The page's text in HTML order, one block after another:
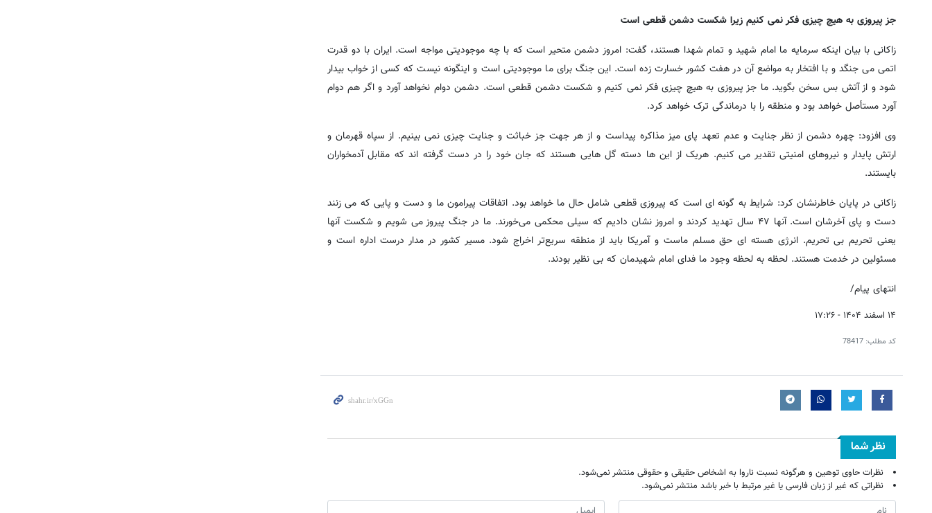
جز پیروزی به هیچ چیزی فکر نمی کنیم زیرا شکست دشمن قطعی است
زاکانی با بیان اینکه سرمایه ما امام شهید و تمام شهدا هستند، گفت: امروز دشمن متحیر است که با چه موجودیتی مواجه است. ایران با دو قدرت
اتمی می جنگد و با افتخار به مواضع آن در هفت کشور خسارت زده است. این جنگ برای ما موجودیتی است و اینگونه نیست که کسی از خواب بیدار
شود و از آتش بس سخن بگوید. ما جز پیروزی به هیچ چیزی فکر نمی کنیم و شکست دشمن قطعی است. دشمن دوام نخواهد آورد و اگر هم دوام
آورد مستأصل خواهد بود و منطقه را با درماندگی ترک خواهد کرد.
وی افزود: چهره دشمن از نظر جنایت و عدم تعهد پای میز مذاکره پیداست و از هر جهت جز خباثت و جنایت چیزی نمی بینیم. از سپاه قهرمان و
ارتش پایدار و نیروهای امنیتی تقدیر می کنیم. هریک از این ها دسته گل هایی هستند که جان خود را در دست گرفته اند که مقابل آدمخواران
بایستند.
زاکانی در پایان خاطرنشان کرد: شرایط به گونه ای است که پیروزی قطعی شامل حال ما خواهد بود. اتفاقات پیرامون ما و دست و پایی که می زنند
دست و پای آخرشان است. آنها ۴۷ سال تهدید کردند و امروز نشان دادیم که سیلی محکمی می‌خورند. ما در جنگ پیروز می شویم و شکست آنها
یعنی تحریم بی تحریم. انرژی هسته ای حق مسلم ماست و آمریکا باید از منطقه سریع‌تر اخراج شود. مسیر کشور در مدار درست اداره است و
مسئولین در خدمت هستند. لحظه به لحظه وجود ما فدای امام شهیدمان که بی نظیر بودند.
انتهای پیام/
۱۴ اسفند ۱۴۰۴ - ۱۷:۲۶
کد مطلب: 78417
نظر شما
نظرات حاوی توهین و هرگونه نسبت ناروا به اشخاص حقیقی و حقوقی منتشر نمی‌شود.
نظراتی که غیر از زبان فارسی یا غیر مرتبط با خبر باشد منتشر نمی‌شود.